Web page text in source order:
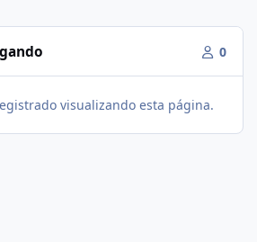
0
visualizando esta página.